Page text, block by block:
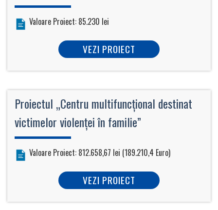
Valoare Proiect: 85.230 lei
VEZI PROIECT
Proiectul „Centru multifuncţional destinat
victimelor violenţei în familie”
Valoare Proiect: 812.658,67 lei (189.210,4 Euro)
VEZI PROIECT